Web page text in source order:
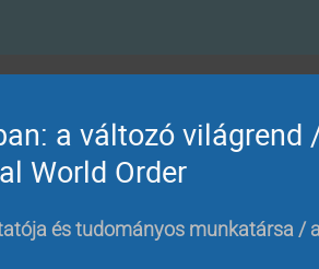
a változó világrend
World Order
és tudományos munkatársa /